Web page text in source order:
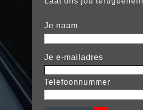
Je naam
Je e-mailadres
Telefoonnummer